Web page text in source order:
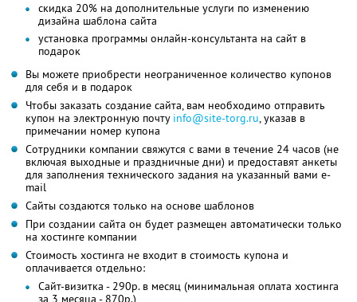
скидка 20% на дополнительные услуги по изменению
дизайна шаблона сайта
установка программы онлайн-консультанта на сайт в
подарок
Вы можете приобрести неограниченное количество купонов
для себя и в подарок
Чтобы заказать создание сайта, вам необходимо отправить
купон на электронную почту info@site-torg.ru, указав в
примечании номер купона
Сотрудники компании свяжутся с вами в течение 24 часов (не
включая выходные и праздничные дни) и предоставят анкеты
для заполнения технического задания на указанный вами e-
mail
Сайты создаются только на основе шаблонов
При создании сайта он будет размещен автоматически только
на хостинге компании
Стоимость хостинга не входит в стоимость купона и
оплачивается отдельно:
Сайт-визитка - 290р. в месяц (минимальная оплата хостинга
за 3 месяца - 870р.)